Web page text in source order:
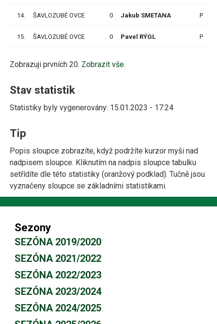
14. ŠAVLOZUBÉ OVCE 0 Jakub SMETANA P
15. ŠAVLOZUBÉ OVCE 0 Pavel RÝGL P
Zobrazuji prvních 20. Zobrazit vše.
Stav statistik
Statistiky byly vygenerovány: 15.01.2023 - 17:24
Tip
Popis sloupce zobrazíte, když podržíte kurzor myši nad
nadpisem sloupce. Kliknutím na nadpis sloupce tabulku
setřídíte dle této statistiky (oranžový podklad). Tučně jsou
vyznačeny sloupce se základními statistikami.
Sezony
SEZÓNA 2019/2020
SEZÓNA 2021/2022
SEZÓNA 2022/2023
SEZÓNA 2023/2024
SEZÓNA 2024/2025